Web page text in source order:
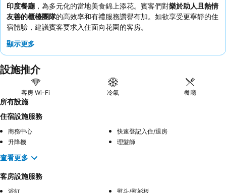
印度餐廳 ，為多元化的當地美食錦上添花。賓客們對樂於助人且熱情
友善的櫃檯團隊的高效率和有禮服務讚譽有加。如欲享受更寧靜的住
宿體驗，建議賓客要求入住面向花園的客房。
顯示更多
設施推介
客房 Wi-Fi 冷氣 餐廳
所有設施
住宿設施服務
商務中心
快速登記入住/退房
升降機
理髮師
查看更多
客房設施服務
浴缸 熨斗/熨衫板